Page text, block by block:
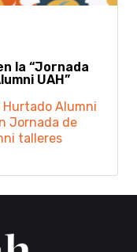
la “Jornada
UAH”
Hurtado Alumni
Jornada de
talleres